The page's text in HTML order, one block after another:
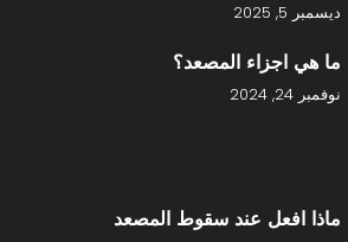
ديسمبر 5, 2025
ما هي اجزاء المصعد؟
نوفمبر 24, 2024
ماذا افعل عند سقوط المصعد